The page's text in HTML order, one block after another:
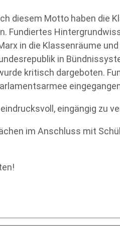
diesem Motto haben die
Fundiertes
in die Klassenräume
in
kritisch dargeboten.
eingängig zu
im Anschluss mit